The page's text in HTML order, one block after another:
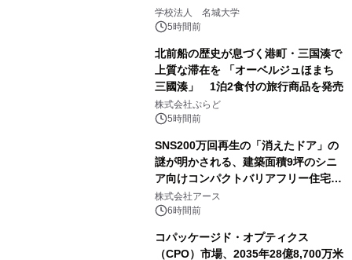
学校法人 名城大学
5時間前
北前船の歴史が息づく港町・三国湊で
上質な滞在を 「オーベルジュほまち
三國湊」 1泊2食付の旅行商品を発売
株式会社ぷらど
5時間前
SNS200万回再生の「消えたドア」の
謎が明かされる、建築面積9坪のシニ
ア向けコンパクトバリアフリー住宅が
誕生
株式会社アース
6時間前
コパッケージド・オプティクス
（CPO）市場、2035年28億8,700万米